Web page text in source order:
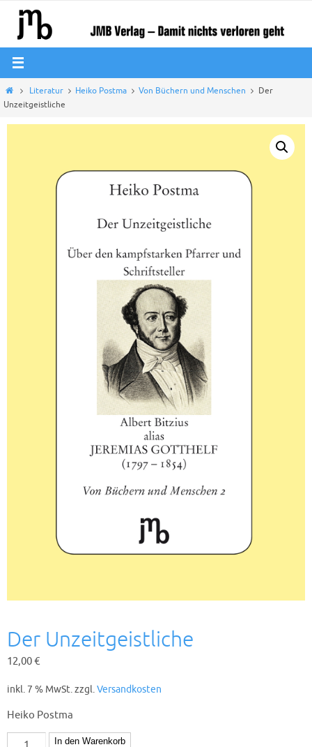
Zum
springen
StartLiteratur Heiko Postma Von Büchern und Menschen
Der
Unzeitgeistliche
Der Unzeitgeistliche
12,00€
inkl. 7 % MwSt.zzgl.Versandkosten
Heiko Postma
In den Warenkorb